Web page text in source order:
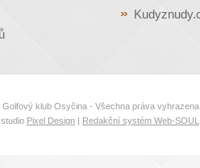
Golfový klub Osyčina - Všechna práva
Pixel Design | Redakční systém Web-SOUL